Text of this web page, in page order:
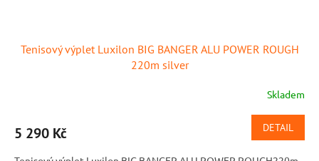
Tenisový výplet Luxilon BIG BANGER ALU POWER ROUGH
220m silver
Skladem
5 290 Kč DETAIL